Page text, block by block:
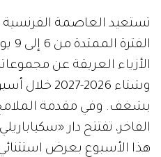
تستعيد العاصمة الفرنسية
الأزياء العريقة عن
وشتاء 2026-
بشغف. وفي مقدمة الملامح
هذا الأسبوع بعرض